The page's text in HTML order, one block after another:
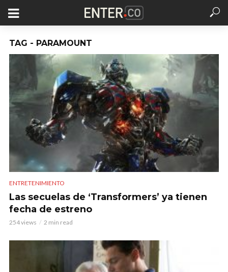
TAG - PARAMOUNT
ENTRETENIMIENTO
Las secuelas de ‘Transformers’ ya tienen
fecha de estreno
254 views 2 min read